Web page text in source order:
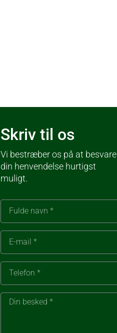
Skriv til os
Vi bestræber os på at besvare
din henvendelse hurtigst
muligt.